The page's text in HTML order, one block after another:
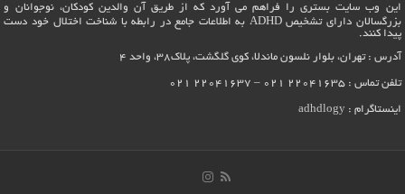
این وب سایت بستری را فراهم می آورد که از طریق آن والدین کودکان، نوجوانان و
بزرگسالان دارای تشخیص ADHD به اطلاعات جامع در رابطه با شناخت اختلال خود دست
پیدا کنند.
آدرس : تهران، بلوار نلسون ماندلا، کوی گلگشت، پلاک38، واحد 4
تلفن تماس : 22041635 021 – 22041637 021
اینستاگرام : adhdlogy